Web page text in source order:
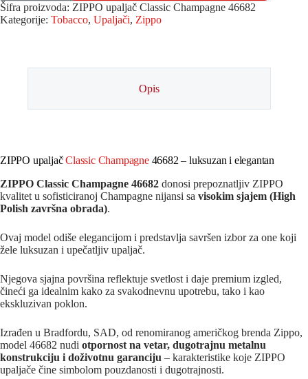
Šifra proizvoda: ZIPPO upaljač Classic Champagne 46682
Kategorije: Tobacco, Upaljači, Zippo
Opis
ZIPPO upaljačClassic Champagne46682 – luksuzan i elegantan
ZIPPO Classic Champagne 46682 donosi prepoznatljiv ZIPPO
kvalitet u sofisticiranoj Champagne nijansi sa visokim sjajem (High
Polish završna obrada).
Ovaj model odiše elegancijom i predstavlja savršen izbor za one koji
žele luksuzan i upečatljiv upaljač.
Njegova sjajna površina reflektuje svetlost i daje premium izgled,
čineći ga idealnim kako za svakodnevnu upotrebu, tako i kao
ekskluzivan poklon.
Izrađen u Bradfordu, SAD, od renomiranog američkog brenda Zippo,
model 46682 nudi otpornost na vetar, dugotrajnu metalnu
konstrukciju i doživotnu garanciju – karakteristike koje ZIPPO
upaljače čine simbolom pouzdanosti i dugotrajnosti.